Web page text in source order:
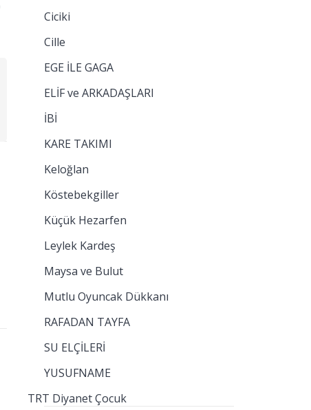
Ciciki
Cille
EGE İLE GAGA
ELİF ve ARKADAŞLARI
İBİ
KARE TAKIMI
Keloğlan
Köstebekgiller
Küçük Hezarfen
Leylek Kardeş
Maysa ve Bulut
Mutlu Oyuncak Dükkanı
RAFADAN TAYFA
SU ELÇİLERİ
YUSUFNAME
TRT Diyanet Çocuk